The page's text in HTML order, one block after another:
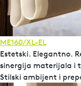
ME160/XL-EL
Estetski. Elegantno.
sinergija materijala i
Stilski ambijent i